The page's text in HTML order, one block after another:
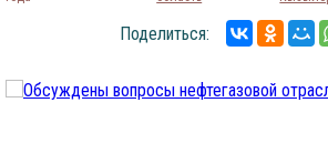
Поделиться: